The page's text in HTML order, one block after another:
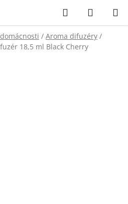
Hledat
KOŠÍK
/ Aroma difuzéry /
18,5 ml Black Cherry